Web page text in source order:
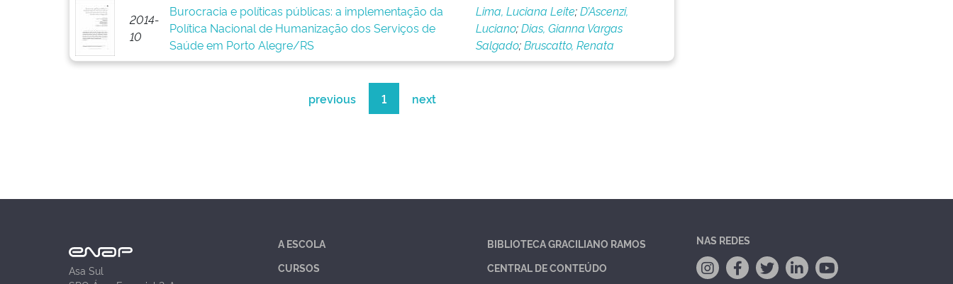
2014-
10
Burocracia e políticas públicas: a implementação da
Política Nacional de Humanização dos Serviços de
Saúde em Porto Alegre/RS
Lima, Luciana Leite;D’Ascenzi,
Luciano;Dias, Gianna Vargas
Salgado;Bruscatto, Renata
previous 1 next
Asa Sul
A ESCOLA
CURSOS
BIBLIOTECA GRACILIANO RAMOS
CENTRAL DE CONTEÚDO
NAS REDES